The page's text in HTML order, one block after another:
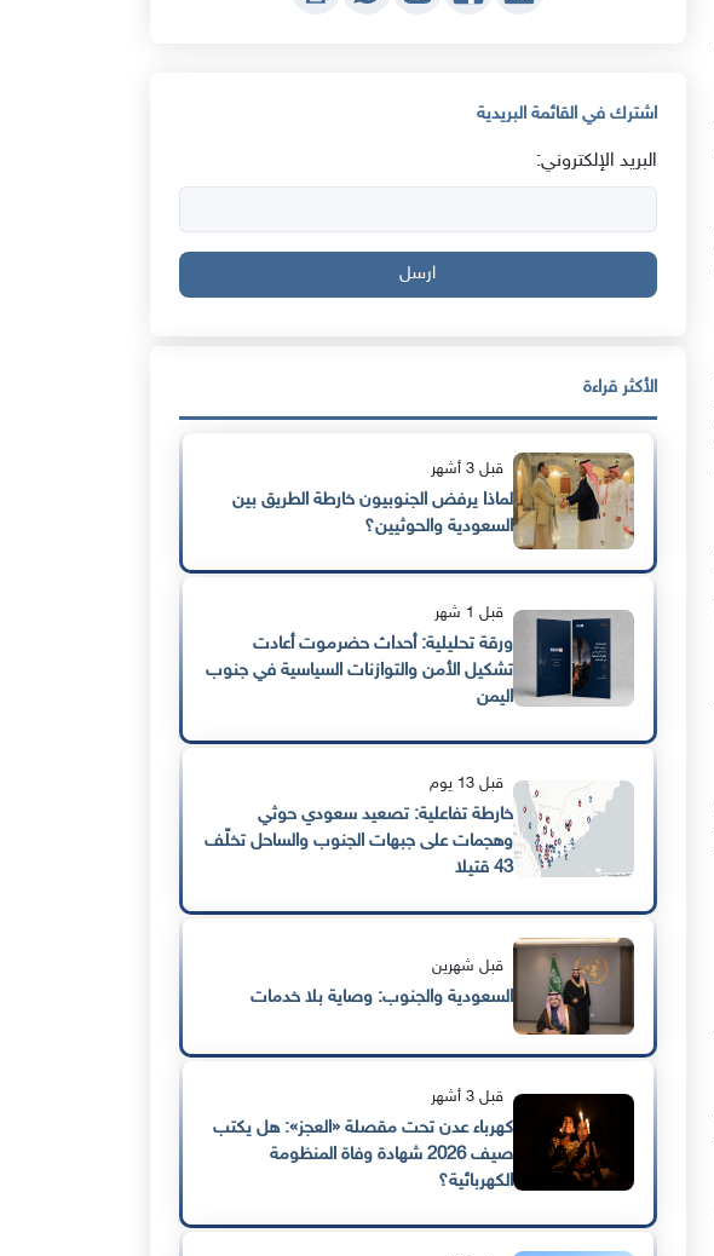
اشترك في القائمة البريدية
البريد الإلكتروني:
ارسل
الأكثر قراءة
قبل 3 أشهر
لماذا يرفض الجنوبيون خارطة الطريق بين
السعودية والحوثيين؟
قبل 1 شهر
ورقة تحليلية: أحداث حضرموت أعادت
تشكيل الأمن والتوازنات السياسية في جنوب
اليمن
قبل 13 يوم
خارطة تفاعلية: تصعيد سعودي حوثي
وهجمات على جبهات الجنوب والساحل تخلّف
43 قتيلا
قبل شهرين
السعودية والجنوب: وصاية بلا خدمات
قبل 3 أشهر
كهرباء عدن تحت مقصلة «العجز»: هل يكتب
صيف 2026 شهادة وفاة المنظومة
الكهربائية؟